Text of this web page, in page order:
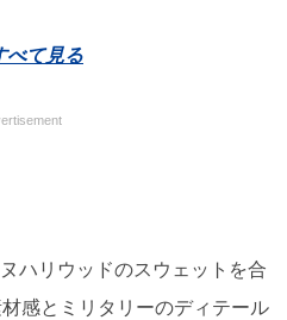
て見る
ハリウッドのスウェットを合
感とミリタリーのディテール